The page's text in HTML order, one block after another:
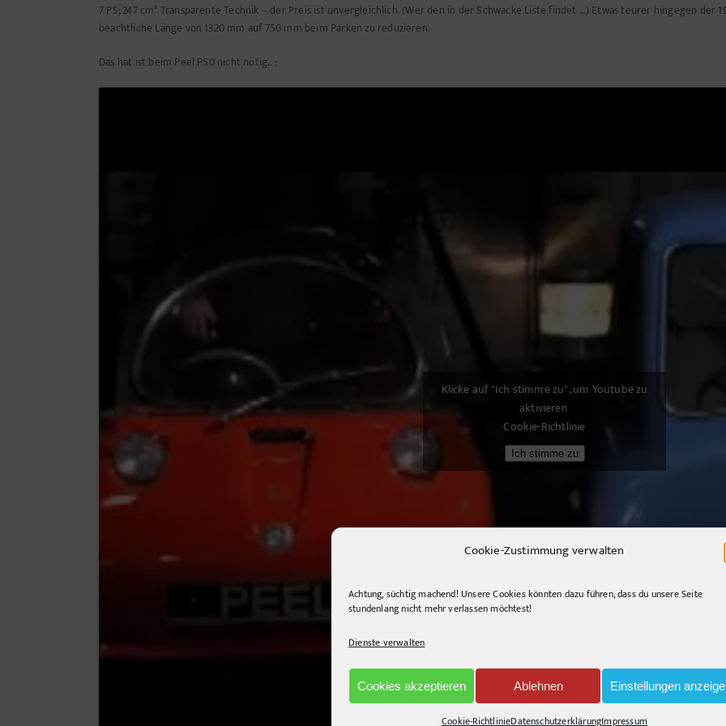
Cookie-Zustimmung verwalten
Achtung, süchtig machend! Unsere Cookies könnten dazu führen, dass du unsere Seite
stundenlang nicht mehr verlassen möchtest!
Dienste verwalten
Cookies akzeptieren Ablehnen Einstellungen
Cookie-RichtlinieDatenschutzerklärungImpressum
7 PS; 247 cm³ Transparente Technik – der Preis ist unvergleichlich. (Wer den in der Schwacke Liste findet …) Etwas teurer hingegen der
beachtliche Länge von 1320 mm auf 750 mm beim Parken zu reduzieren.
Das hat ist beim Peel P50 nicht nötig.. ;
Klicke auf "Ich stimme zu", um Youtube zu
aktivieren
Cookie-Richtlinie
Ich stimme zu